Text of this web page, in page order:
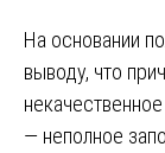
На основании
выводу, что
— неполное